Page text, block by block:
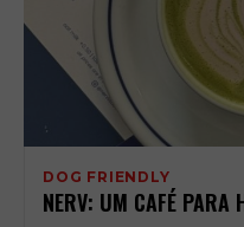
DOG FRIENDLY
NERV: UM CAFÉ PARA